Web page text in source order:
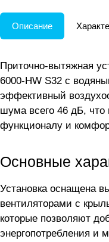
Описание
Приточно-вытяжная
6000-HW S32 с
эффективный
шума всего 46 дБ, что
функционалу и
Основные
Установка оснащена
вентиляторами с
которые позволяют
энергопотребления